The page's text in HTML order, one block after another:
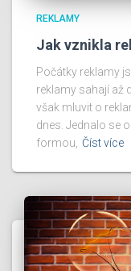
REKLAMY
Jak vznikla
Počátky reklamy
reklamy sahají až
však mluvit o
dnes. Jednalo se
formou, Číst více